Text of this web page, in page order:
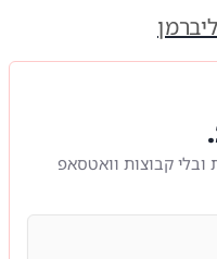
קבוצות וואטסאפ